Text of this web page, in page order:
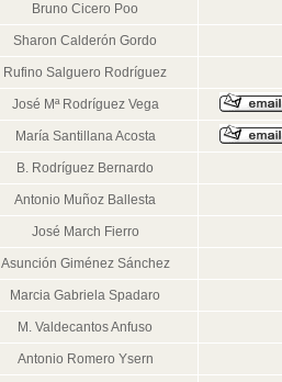
Bruno Cicero Poo
Sharon Calderón Gordo
Rufino Salguero Rodríguez
José Mª Rodríguez Vega
María Santillana Acosta
B. Rodríguez Bernardo
Antonio Muñoz Ballesta
José March Fierro
Asunción Giménez Sánchez
Marcia Gabriela Spadaro
M. Valdecantos Anfuso
Antonio Romero Ysern